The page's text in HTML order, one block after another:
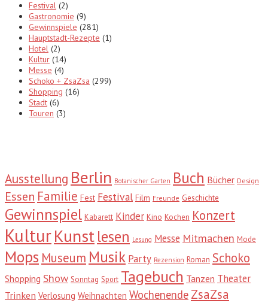
Festival (2)
Gastronomie (9)
Gewinnspiele (281)
Hauptstadt-Rezepte (1)
Hotel (2)
Kultur (14)
Messe (4)
Schoko + ZsaZsa (299)
Shopping (16)
Stadt (6)
Touren (3)
Ausstellung Berlin Botanischer Garten Buch Bücher Design
Essen Familie Fest Festival Film Freunde Geschichte
Gewinnspiel Kabarett Kinder Kino Kochen Konzert
KulturKunstlesen Lesung Messe Mitmachen Mode
Mops Museum Musik Party Rezension Roman Schoko
Shopping Show Sonntag Sport Tagebuch Tanzen Theater
Trinken Verlosung Weihnachten Wochenende ZsaZsa